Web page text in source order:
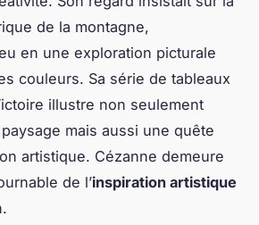
de la montagne,
en une exploration picturale
couleurs. Sa série de tableaux
illustre non seulement
mais aussi une quête
artistique. Cézanne demeure
de l’inspiration artistique